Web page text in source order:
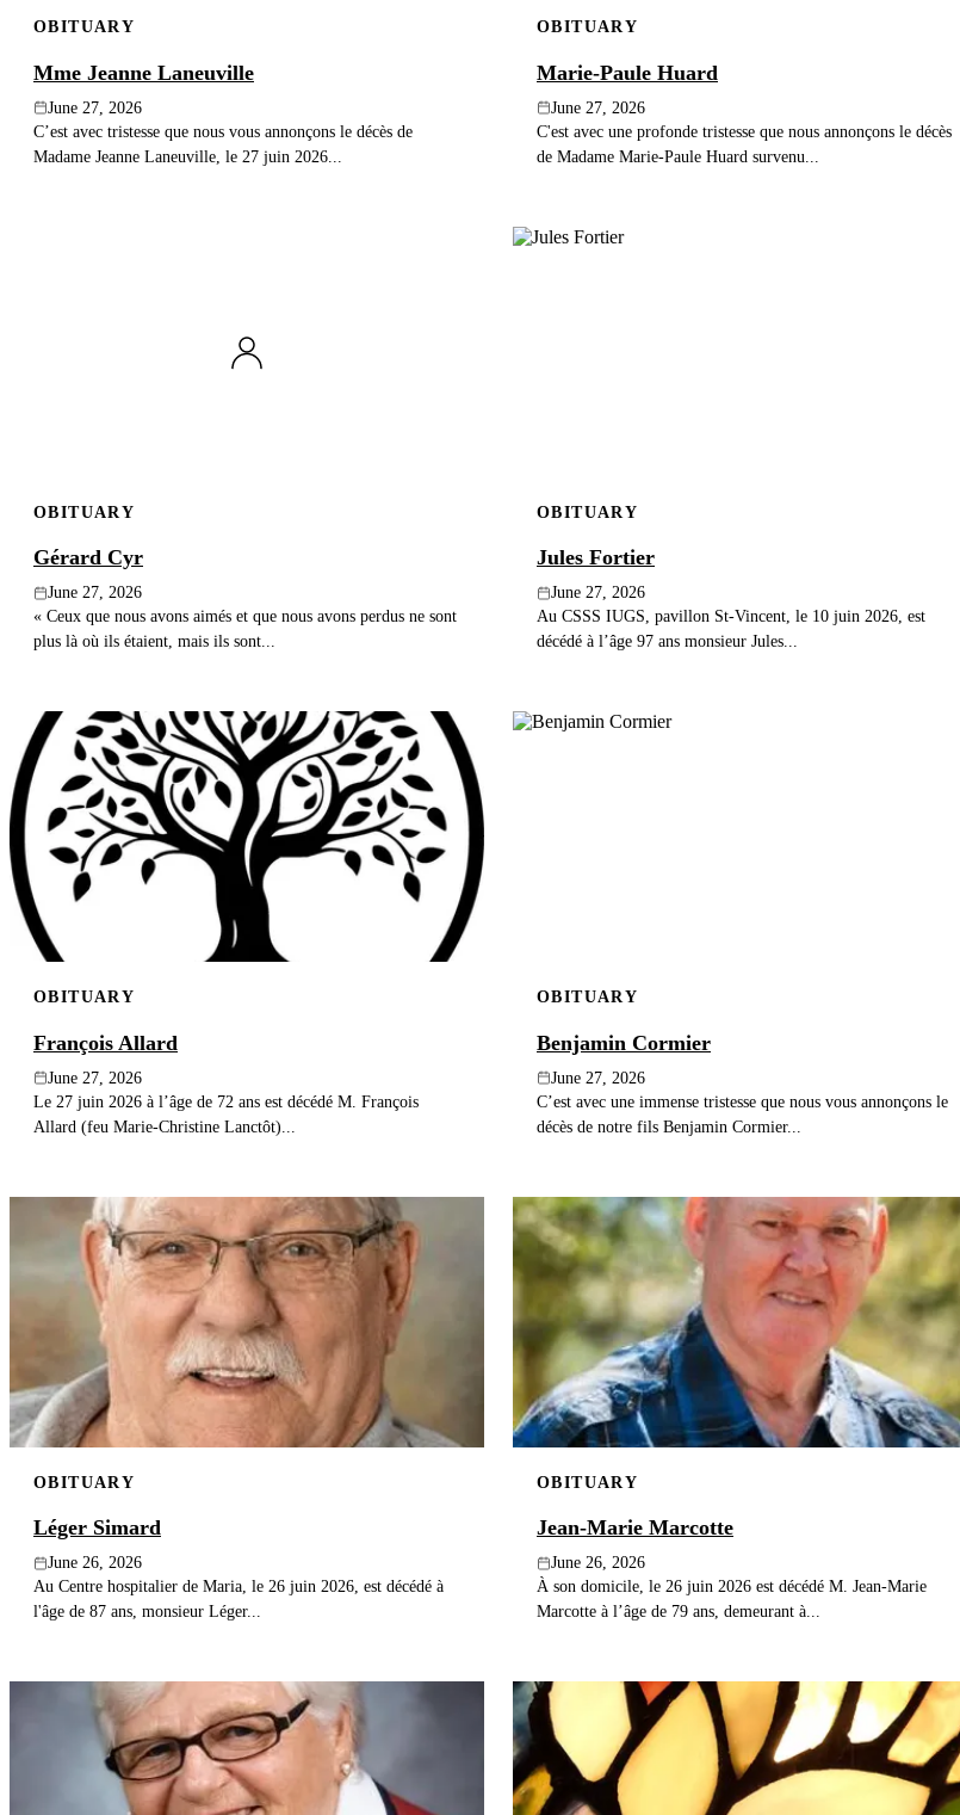
OBITUARY
Mme Jeanne Laneuville
June 27, 2026
C’est avec tristesse que nous vous annonçons le décès de
Madame Jeanne Laneuville, le 27 juin 2026...
OBITUARY
Marie-Paule Huard
June 27, 2026
C'est avec une profonde tristesse que nous annonçons le décès
de Madame Marie-Paule Huard survenu...
OBITUARY
Gérard Cyr
June 27, 2026
« Ceux que nous avons aimés et que nous avons perdus ne sont
plus là où ils étaient, mais ils sont...
OBITUARY
Jules Fortier
June 27, 2026
Au CSSS IUGS, pavillon St-Vincent, le 10 juin 2026, est
décédé à l’âge 97 ans monsieur Jules...
OBITUARY
François Allard
June 27, 2026
Le 27 juin 2026 à l’âge de 72 ans est décédé M. François
Allard (feu Marie-Christine Lanctôt)...
OBITUARY
Benjamin Cormier
June 27, 2026
C’est avec une immense tristesse que nous vous annonçons le
décès de notre fils Benjamin Cormier...
OBITUARY
Léger Simard
June 26, 2026
Au Centre hospitalier de Maria, le 26 juin 2026, est décédé à
l'âge de 87 ans, monsieur Léger...
OBITUARY
Jean-Marie Marcotte
June 26, 2026
À son domicile, le 26 juin 2026 est décédé M. Jean-Marie
Marcotte à l’âge de 79 ans, demeurant à...